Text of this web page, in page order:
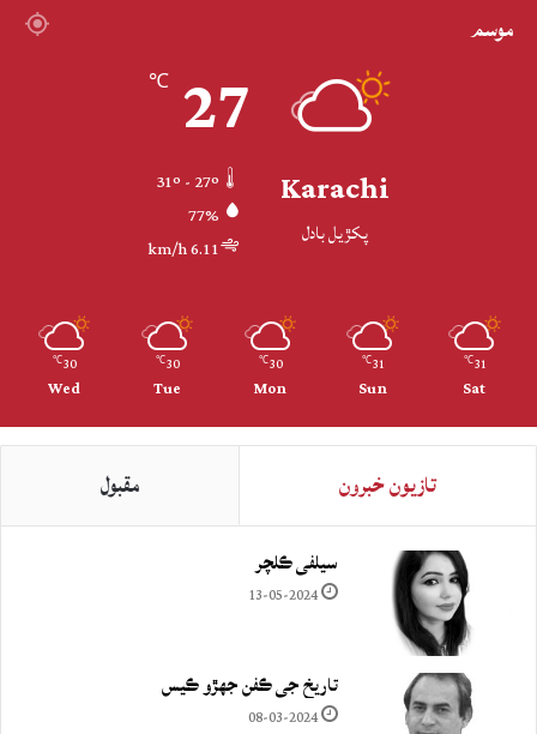
موسم
Karachi
پکڙيل بادل
27
℃
77%
6.11 km/h
31
℃
Sat
31
℃
Sun
30
℃
Mon
30
℃
Tue
30
℃
Wed
تازيون خبرون مقبول
سيلفي ڪلچر
13-05-2024
تاريخ جي ڪفن جھڙو ڪيس
08-03-2024